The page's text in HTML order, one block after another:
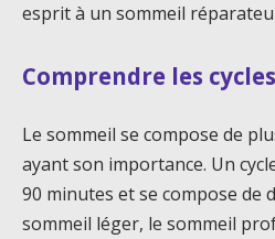
esprit à un sommeil
Comprendre les
Le sommeil se compose de
ayant son importance. Un
90 minutes et se compose de
sommeil léger, le sommeil